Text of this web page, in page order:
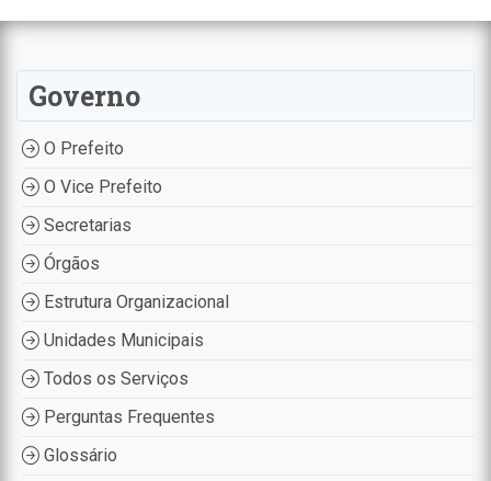
Governo
O Prefeito
O Vice Prefeito
Secretarias
Órgãos
Estrutura Organizacional
Unidades Municipais
Todos os Serviços
Perguntas Frequentes
Glossário